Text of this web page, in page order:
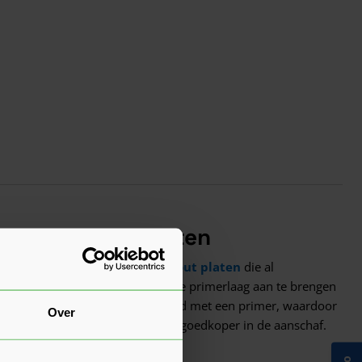
Over
15mm platen
Kies dan voorOkoume hout platen die al
meer nodig is om een aparte primerlaag aan te brengen
zijn deze niet voorbehandeld met een primer, waardoor
en moeite, maar ze zijn wel goedkoper in de aanschaf.
gebruikt voor zichtwerk.